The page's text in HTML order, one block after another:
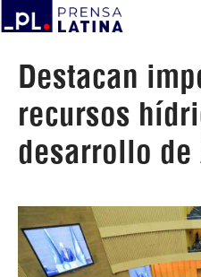
Destacan
recursos
desarrollo de